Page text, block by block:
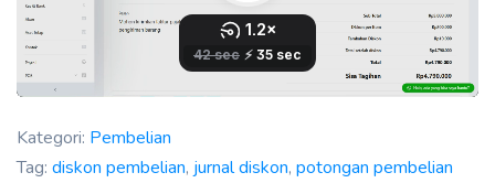
Kategori: Pembelian
Tag: diskon pembelian, jurnal diskon, potongan pembelian